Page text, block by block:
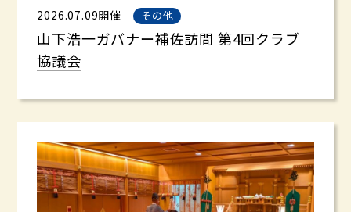
2026.07.09開催 その他
山下浩一ガバナー補佐訪問 第4回クラブ
協議会